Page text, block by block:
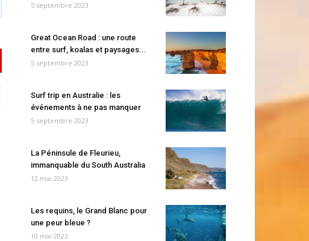
5 septembre 2023
Great Ocean Road : une route
entre surf, koalas et paysages...
5 septembre 2023
Surf trip en Australie : les
événements à ne pas manquer
5 septembre 2023
La Péninsule de Fleurieu,
immanquable du South Australia
12 mai 2023
Les requins, le Grand Blanc pour
une peur bleue ?
10 mai 2023